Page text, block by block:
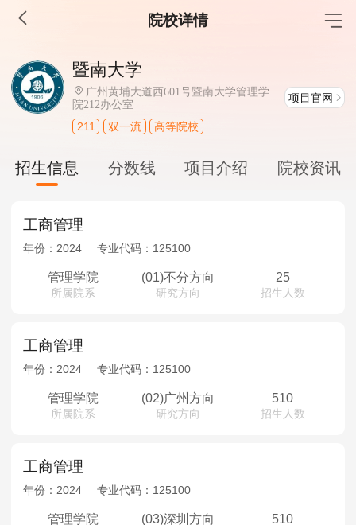
院校详情
MBA工商管理
院校库 考试报名 招生政策 学制学费
报名流程
考试真题
报考经验 招生简章
MEM工程管理
考试真题
报考经验
院校库 考试报名 招生政策
报名流程
MPAcc会计专硕
院校库 考试报名 招生政策 学制学费
报名流程
考试真题
报考经验 招生简章
MTA旅游管理
院校库 考试报名 招生政策
考试真题
报考经验 招生简章
暨南大学
广州黄埔大道西601号暨南大学管理学
院212办公室
项目官网
211 双一流 高等院校
招生信息 分数线 项目介绍 院校资讯
工商管理
年份： 2024 专业代码： 125100
管理学院
所属院系
(01)不分方向
研究方向
25
招生人数
工商管理
年份： 2024 专业代码： 125100
管理学院
所属院系
(02)广州方向
研究方向
510
招生人数
工商管理
年份： 2024 专业代码： 125100
管理学院 (03)深圳方向 510